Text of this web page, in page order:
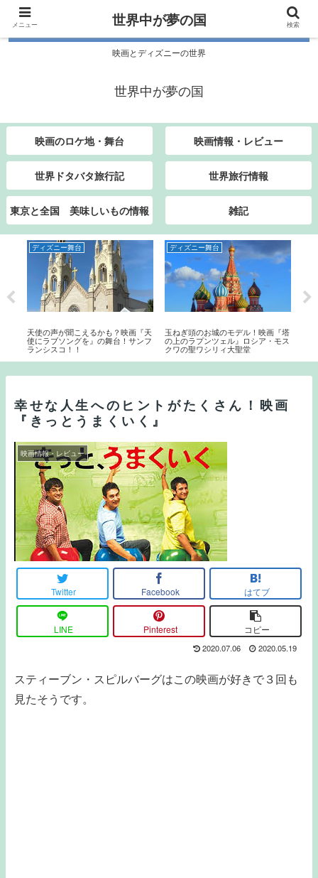
映画とディズニーの世界
世界中が夢の国
映画のロケ地・舞台 映画情報・レビュー
世界ドタバタ旅行記 世界旅行情報
東京と全国 美味しいもの情報 雑記
ディズニー舞台
天使の声が聞こえるかも？映画『天
使にラブソングを』の舞台！サンフ
ランシスコ！！
ディズニー舞台
玉ねぎ頭のお城のモデル！映画『塔
の上のラプンツェル』ロシア・モス
クワの聖ワシリィ大聖堂
幸せな人生へのヒントがたくさん！映画
『きっとうまくいく』
映画情報・レビュー
Twitter Facebook はてブ
LINE Pinterest コピー
2020.07.06 2020.05.19
スティーブン・スピルバーグはこの映画が好きで３回も
見たそうです。
メニュー 世界中が夢の国 検索